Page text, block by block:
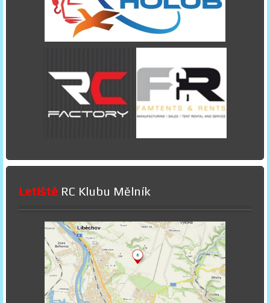
Letiště RC Klubu Mělník